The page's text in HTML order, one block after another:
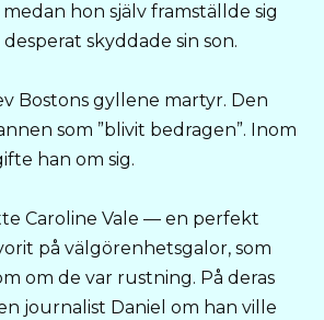
medan hon själv framställde sig
skyddade sin son.
Bostons gyllene martyr. Den
som ”blivit bedragen”. Inom
han om sig.
Caroline Vale — en perfekt
på välgörenhetsgalor, som
om de var rustning. På deras
journalist Daniel om han ville